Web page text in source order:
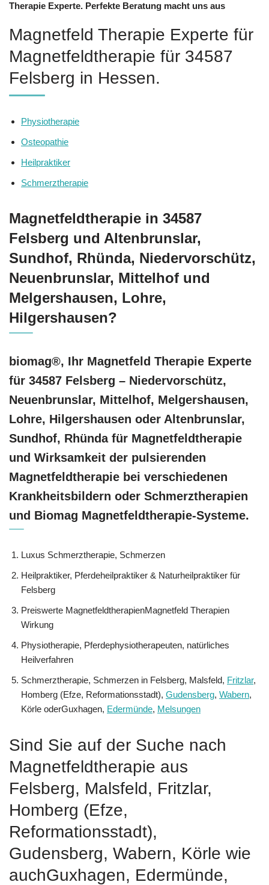
Therapie Experte. Perfekte Beratung macht uns aus
Magnetfeld Therapie Experte für
Magnetfeldtherapie für 34587
Felsberg in Hessen.
Physiotherapie
Osteopathie
Heilpraktiker
Schmerztherapie
Magnetfeldtherapie in 34587
Felsberg und Altenbrunslar,
Sundhof, Rhünda, Niedervorschütz,
Neuenbrunslar, Mittelhof und
Melgershausen, Lohre,
Hilgershausen?
biomag®, Ihr Magnetfeld Therapie Experte
für 34587 Felsberg – Niedervorschütz,
Neuenbrunslar, Mittelhof, Melgershausen,
Lohre, Hilgershausen oder Altenbrunslar,
Sundhof, Rhünda für Magnetfeldtherapie
und Wirksamkeit der pulsierenden
Magnetfeldtherapie bei verschiedenen
Krankheitsbildern oder Schmerztherapien
und Biomag Magnetfeldtherapie-Systeme.
Luxus Schmerztherapie, Schmerzen
Heilpraktiker, Pferdeheilpraktiker & Naturheilpraktiker für
Felsberg
Preiswerte MagnetfeldtherapienMagnetfeld Therapien
Wirkung
Physiotherapie, Pferdephysiotherapeuten, natürliches
Heilverfahren
Schmerztherapie, Schmerzen in Felsberg, Malsfeld, Fritzlar,
Homberg (Efze, Reformationsstadt), Gudensberg, Wabern,
Körle oderGuxhagen, Edermünde, Melsungen
Sind Sie auf der Suche nach
Magnetfeldtherapie aus
Felsberg, Malsfeld, Fritzlar,
Homberg (Efze,
Reformationsstadt),
Gudensberg, Wabern, Körle wie
auchGuxhagen, Edermünde,